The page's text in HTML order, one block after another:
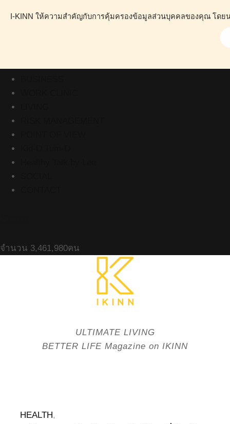
I-KINN ให้ความสำคัญกับการคุ้มครองข้อมูลส่วนบุคคลของคุณ โดย
จำนวน 3,461,980คน
ULTIMATE LIVING
BETTER LIFE Magazine on IKINN
HEALTH,